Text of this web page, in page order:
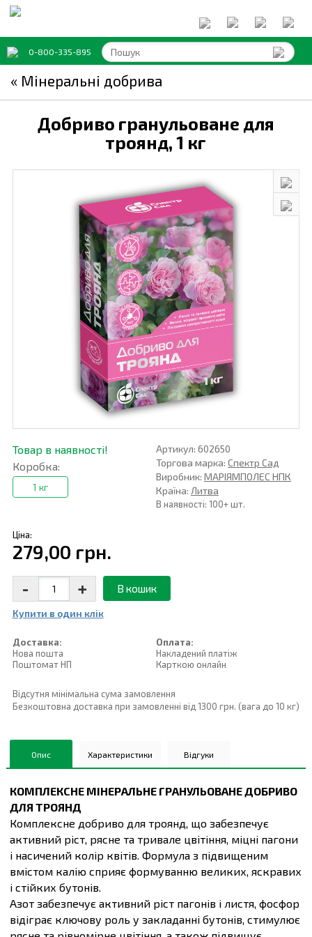
0-800-335-895
« Мінеральні добрива
Добриво гранульоване для
троянд,1 кг
Товар в наявності!
Коробка:
1 кг
Артикул: 602650
Торгова марка: Спектр Сад
Виробник: МАРІЯМПОЛЕС НПК
Країна: Литва
В наявності: 100+ шт.
Ціна:
279,00 грн.
- + В кошик
Купити в один клiк
Доставка:
Нова пошта
Поштомат НП
Оплата:
Накладений платiж
Карткою онлайн
Відсутня мінімальна сума замовлення
Безкоштовна доставка при замовленні від 1300 грн. (вага до 10 кг)
Опис Характеристики Відгуки
КОМПЛЕКСНЕ МІНЕРАЛЬНЕ ГРАНУЛЬОВАНЕ ДОБРИВО
ДЛЯ ТРОЯНД
Комплексне добриво для троянд, що забезпечує
активний ріст, рясне та тривале цвітіння, міцні пагони
і насичений колір квітів. Формула з підвищеним
вмістом калію сприяє формуванню великих, яскравих
і стійких бутонів.
Азот забезпечує активний ріст пагонів і листя, фосфор
відіграє ключову роль у закладанні бутонів, стимулює